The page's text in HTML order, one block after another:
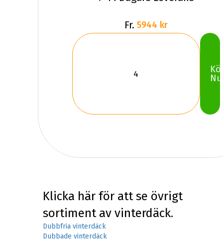
Fr. 5944 kr
Nu
Klicka här för att se övrigt
sortiment av vinterdäck.
Dubbfria vinterdäck
Dubbade vinterdäck